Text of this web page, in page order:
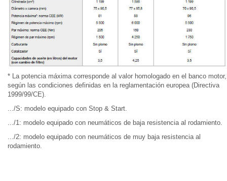
* La potencia máxima corresponde al valor homologado en el banco motor,
según las condiciones definidas en la reglamentación europea (Directiva
1999/99/CE).
.../S: modelo equipado con Stop & Start.
.../1: modelo equipado con neumáticos de baja resistencia al rodamiento.
.../2: modelo equipado con neumáticos de muy baja resistencia al
rodamiento.